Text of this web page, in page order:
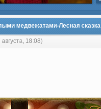
медвежатами-Лесная сказка
18:08)